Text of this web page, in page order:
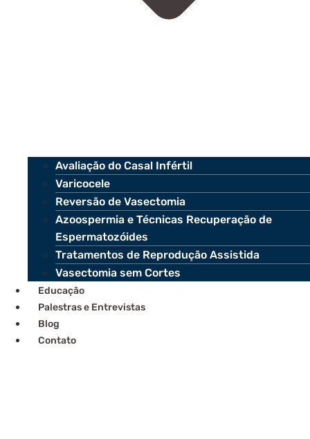
Avaliação do Casal Infértil
Varicocele
Reversão de Vasectomia
Azoospermia e Técnicas Recuperação de
Espermatozóides
Tratamentos de Reprodução Assistida
Vasectomia sem Cortes
Educação
Palestras e Entrevistas
Blog
Contato